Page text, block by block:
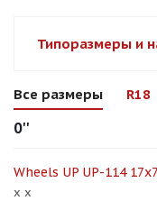
Типоразмеры и
Все размеры R18
0''
Wheels UP UP-114
x x